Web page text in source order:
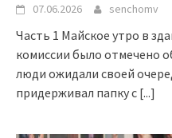
07.06.2026 senchomv
Часть 1 Майское утро в
комиссии было отмечено
люди ожидали своей
придерживал папку с [...]